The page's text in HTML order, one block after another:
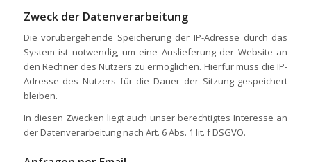
Zweck der Datenverarbeitung
Die vorübergehende Speicherung der IP-Adresse durch das
System ist notwendig, um eine Auslieferung der Website an
den Rechner des Nutzers zu ermöglichen. Hierfür muss die IP-
Adresse des Nutzers für die Dauer der Sitzung gespeichert
bleiben.
In diesen Zwecken liegt auch unser berechtigtes Interesse an
der Datenverarbeitung nach Art. 6 Abs. 1 lit. f DSGVO.